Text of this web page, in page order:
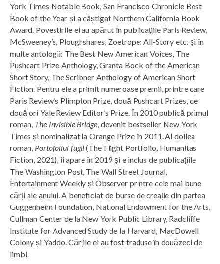
York Times Notable Book, San Francisco Chronicle Best
Book of the Year și a câștigat Northern California Book
Award. Povestirile ei au apărut în publicațiile Paris Review,
McSweeney’s, Ploughshares, Zoetrope: All-Story etc. și în
multe antologii: The Best New American Voices, The
Pushcart Prize Anthology, Granta Book of the American
Short Story, The Scribner Anthology of American Short
Fiction. Pentru ele a primit numeroase premii, printre care
Paris Review’s Plimpton Prize, două Pushcart Prizes, de
două ori Yale Review Editor’s Prize. În 2010 publică primul
roman, The Invisible Bridge, devenit bestseller New York
Times și nominalizat la Orange Prize în 2011. Al doilea
roman, Portofoliul fugii(The Flight Portfolio, Humanitas
Fiction, 2021), îi apare în 2019 și e inclus de publicațiile
The Washington Post, The Wall Street Journal,
Entertainment Weekly și Observer printre cele mai bune
cărți ale anului. A beneficiat de burse de creație din partea
Guggenheim Foundation, National Endowment for the Arts,
Cullman Center de la New York Public Library, Radcliffe
Institute for Advanced Study de la Harvard, MacDowell
Colony și Yaddo. Cărțile ei au fost traduse în douăzeci de
limbi.